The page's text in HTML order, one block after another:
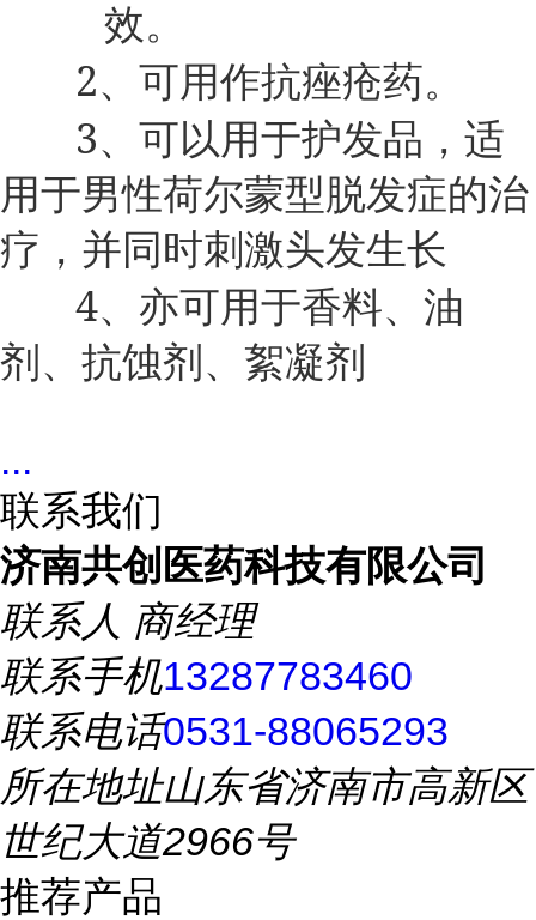
效。
2、可用作抗痤疮药。
3、可以用于护发品，适
用于男性荷尔蒙型脱发症的治
疗，并同时刺激头发生长
4、亦可用于香料、油
剂、抗蚀剂、絮凝剂
...
联系我们
济南共创医药科技有限公司
联系人 商经理
联系手机13287783460
联系电话0531-88065293
所在地址山东省济南市高新区
世纪大道2966号
推荐产品